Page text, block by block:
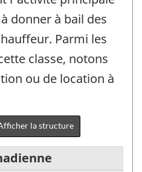
donner à bail des
Parmi les
classe, notons
ou de location à
la structure